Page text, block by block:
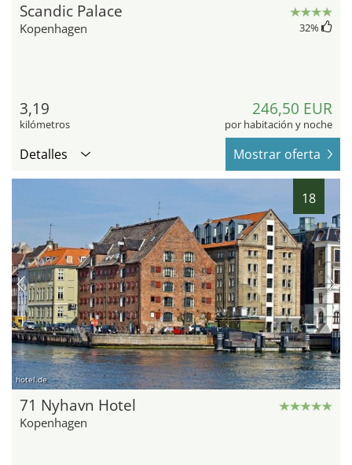
Scandic Palace
Kopenhagen 32%
3,19
kilómetros
246,50 EUR
por habitación y noche
Detalles Mostrar oferta
18
hotel.de
71 Nyhavn Hotel
Kopenhagen